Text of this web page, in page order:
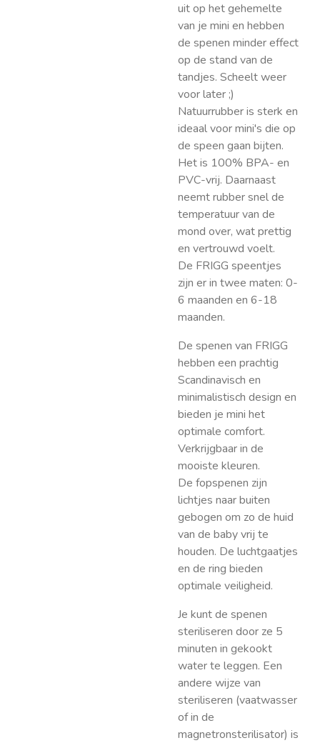
uit op het gehemelte
van je mini en hebben
de spenen minder effect
op de stand van de
tandjes. Scheelt weer
voor later ;)
Natuurrubber is sterk en
ideaal voor mini's die op
de speen gaan bijten.
Het is 100% BPA- en
PVC-vrij. Daarnaast
neemt rubber snel de
temperatuur van de
mond over, wat prettig
en vertrouwd voelt.
De FRIGG speentjes
zijn er in twee maten: 0-
6 maanden en 6-18
maanden.
De spenen van FRIGG
hebben een prachtig
Scandinavisch en
minimalistisch design en
bieden je mini het
optimale comfort.
Verkrijgbaar in de
mooiste kleuren.
De fopspenen zijn
lichtjes naar buiten
gebogen om zo de huid
van de baby vrij te
houden. De luchtgaatjes
en de ring bieden
optimale veiligheid.
Je kunt de spenen
steriliseren door ze 5
minuten in gekookt
water te leggen. Een
andere wijze van
steriliseren (vaatwasser
of in de
magnetronsterilisator) is